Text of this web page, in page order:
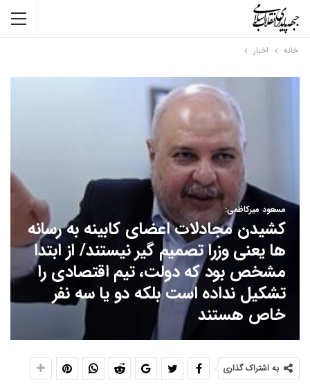
خانه اخبار
مسعود میرکاظمی:
کشیدن مجادلات اعضای کابینه به رسانه
ها یعنی وزرا تصمیم گیر نیستند/ از ابتدا
مشخص بود که دولت، تیم اقتصادی را
تشکیل نداده است بلکه دو یا سه نفر
خاص هستند
به اشتراک گذاری